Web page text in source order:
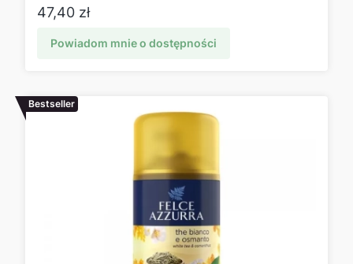
Cena
47,40 zł
Powiadom mnie o dostępności
Bestseller